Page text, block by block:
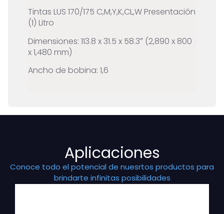
Tintas LUS 170/175 C,M,Y,K,CL,W Presentación
(1) Litro
Dimensiones: 113.8 x 31.5 x 58.3″ (2,890 x 800
x 1,480 mm)
Ancho de bobina: 1,6
Aplicaciones
Conoce todo el potencial de nuesrtos productos para
brindarte infinitas posibilidades